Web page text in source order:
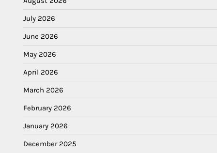
July 2026
June 2026
May 2026
April 2026
March 2026
February 2026
January 2026
December 2025